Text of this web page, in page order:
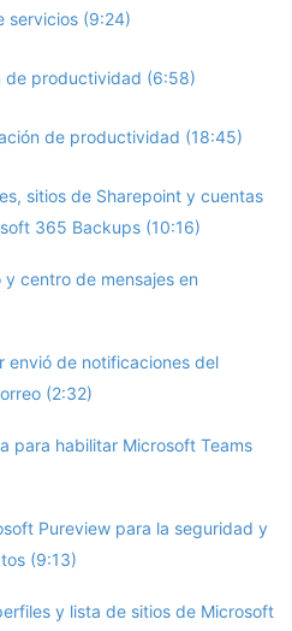
servicios (9:24)
de productividad (6:58)
de productividad (18:45)
sitios de Sharepoint y cuentas
365 Backups (10:16)
centro de mensajes en
envió de notificaciones del
(2:32)
para habilitar Microsoft Teams
Pureview para la seguridad y
(9:13)
y lista de sitios de Microsoft